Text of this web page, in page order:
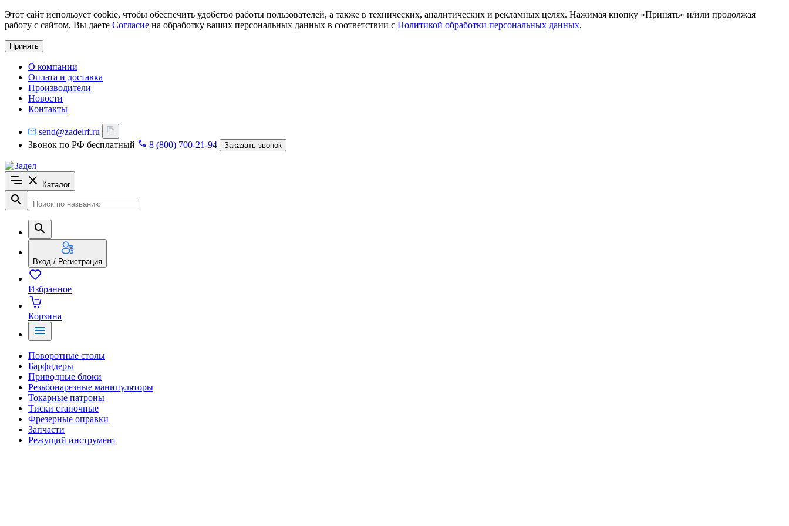
Этот сайт использует cookie, чтобы обеспечить удобство работы пользователей, а также в технических, аналитических и рекламных целях. Нажимая кнопку «Принять» и/или продолжая
работу с сайтом, Вы даете Согласие на обработку ваших персональных данных в соответствии с Политикой обработки персональных данных.
Принять
О компании
Оплата и доставка
Производители
Новости
Контакты
send@zadelrf.ru
Звонок по РФ бесплатный
8 (800) 700-21-94 Заказать звонок
Каталог
Вход / Регистрация
Избранное
Корзина
Поворотные столы
Барфидеры
Приводные блоки
Резьбонарезные манипуляторы
Токарные патроны
Тиски станочные
Фрезерные оправки
Запчасти
Режущий инструмент